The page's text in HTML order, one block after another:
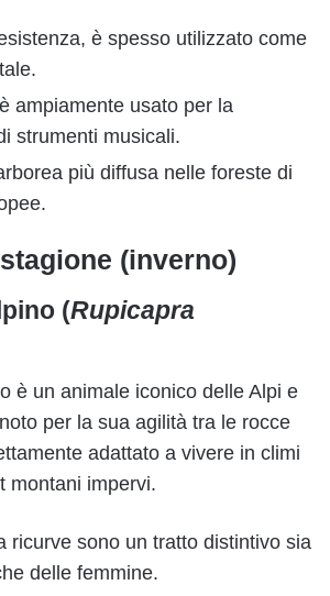
è spesso utilizzato come
ampiamente usato per la
strumenti musicali.
più diffusa nelle foreste di
(inverno)
(Rupicapra
è un animale iconico delle Alpi e
per la sua agilità tra le rocce
adattato a vivere in climi
montani impervi.
ricurve sono un tratto distintivo sia
delle femmine.